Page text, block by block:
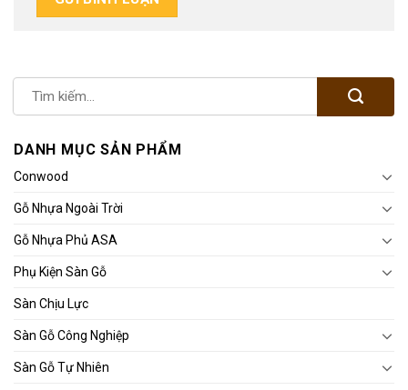
DANH MỤC SẢN PHẨM
Conwood
Gỗ Nhựa Ngoài Trời
Gỗ Nhựa Phủ ASA
Phụ Kiện Sàn Gỗ
Sàn Chịu Lực
Sàn Gỗ Công Nghiệp
Sàn Gỗ Tự Nhiên